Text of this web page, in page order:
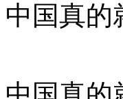
中国真的